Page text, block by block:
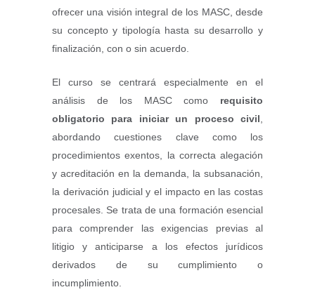
ofrecer una visión integral de los MASC, desde
su concepto y tipología hasta su desarrollo y
finalización, con o sin acuerdo.
El curso se centrará especialmente en el
análisis de los MASC como requisito
obligatorio para iniciar un proceso civil
abordando cuestiones clave como los
procedimientos exentos, la correcta alegación
y acreditación en la demanda, la subsanación,
la derivación judicial y el impacto en las costas
procesales. Se trata de una formación esencial
para comprender las exigencias previas al
litigio y anticiparse a los efectos jurídicos
derivados de su cumplimiento o
incumplimiento.